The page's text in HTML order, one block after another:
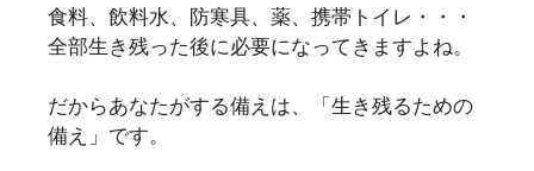
食料、飲料水、防寒具、薬、携帯トイレ・・・
全部生き残った後に必要になってきますよね。
だからあなたがする備えは、「生き残るための
備え」です。